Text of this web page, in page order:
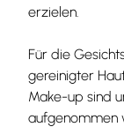
erzielen.
Für die
gereinigter
Make-up sind
aufgenommen